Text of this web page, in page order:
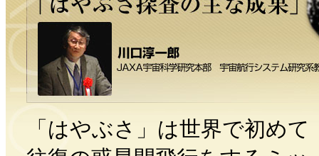
「はやぶさ」は世界で初めて